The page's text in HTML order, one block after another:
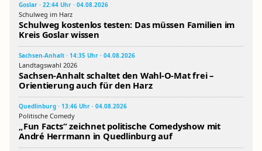
Goslar · 22:44 Uhr · 04.08.2026
Schulweg im Harz
Schulweg kostenlos testen: Das müssen Familien im
Kreis Goslar wissen
Sachsen-Anhalt · 14:35 Uhr · 04.08.2026
Landtagswahl 2026
Sachsen-Anhalt schaltet den Wahl-O-Mat frei –
Orientierung auch für den Harz
Quedlinburg · 13:46 Uhr · 04.08.2026
Politische Comedy
„Fun Facts“ zeichnet politische Comedyshow mit
André Herrmann in Quedlinburg auf